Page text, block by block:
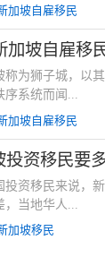
加坡自雇移民
称为狮子城，以
序系统而闻...
加坡自雇移民
投资移民来说，
当地华人...
加坡移民